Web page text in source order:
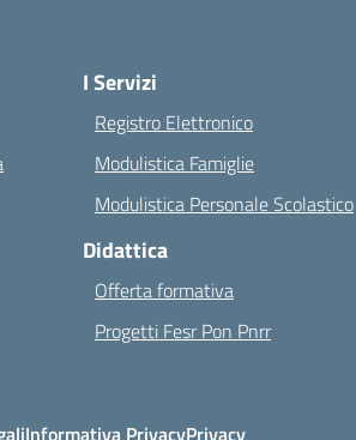
I Servizi
Registro Elettronico
Modulistica Famiglie
Modulistica Personale Scolastico
Didattica
Offerta formativa
Progetti Fesr Pon Pnrr
Informativa PrivacyPrivacy